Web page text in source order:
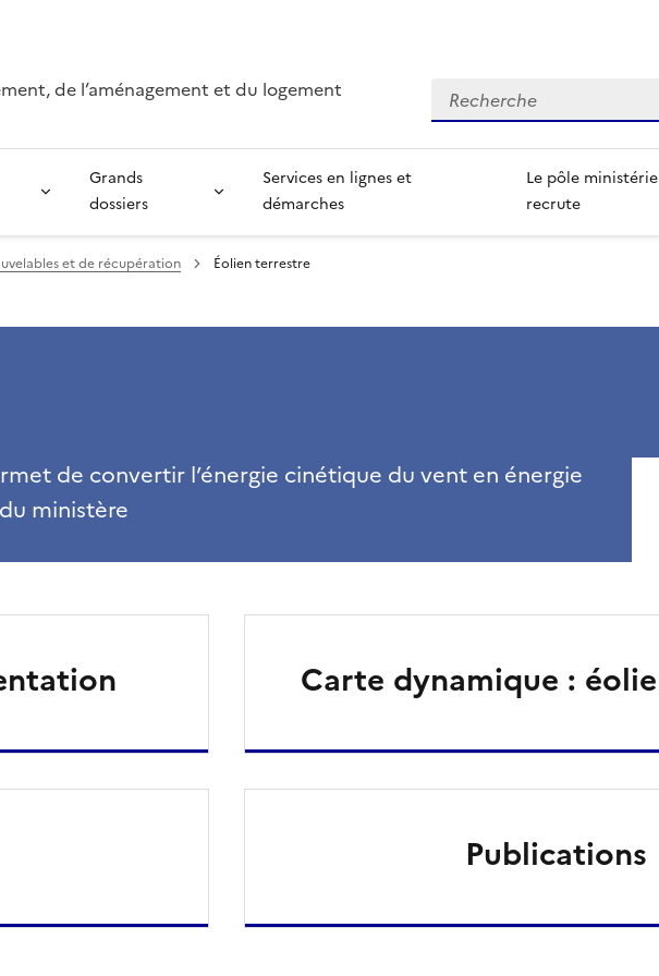
de l’aménagement et du logement Recherche
Grands
dossiers
Services en lignes et
démarches
Le pôle
recrute
et de récupération Éolien terrestre
de convertir l’énergie cinétique du vent en énergie
ministère
Carte dynamique :
Publications